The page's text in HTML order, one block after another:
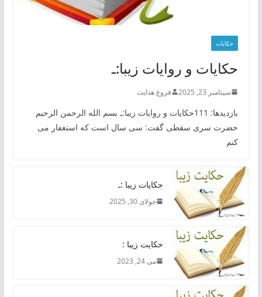
حکایات
حکایات و روایات زیبا:ـ
سپتامبر 23, 2025 فروغ هدایت
بازدیدها: 111حکایات و روایات زیبا:ـ بسم الله الرحمن الرحیم
حضرت سری سقطی گفت: سی سال است که استغفار می
کنم
حکایات زیبا :ـ
جولای 30, 2025
حکایت زیبا :
می 24, 2023